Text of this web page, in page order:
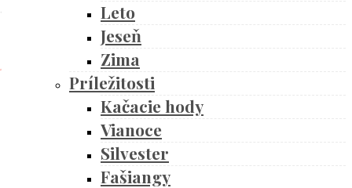
Leto
Jeseň
Zima
Príležitosti
Kačacie hody
Vianoce
Silvester
Fašiangy